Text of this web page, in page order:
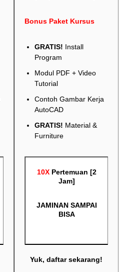
Bonus Paket Kursus
GRATIS! Install
Program
Modul PDF + Video
Tutorial
Contoh Gambar Kerja
AutoCAD
GRATIS! Material &
Furniture
10X Pertemuan [2
Jam]
JAMINAN SAMPAI
BISA
Yuk, daftar sekarang!